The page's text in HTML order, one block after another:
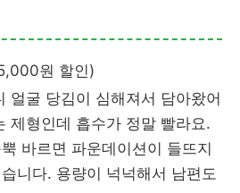
원 할인)
얼굴 당김이 심해져서 담아왔어
제형인데 흡수가 정말 빨라요.
바르면 파운데이션이 들뜨지
니다. 용량이 넉넉해서 남편도